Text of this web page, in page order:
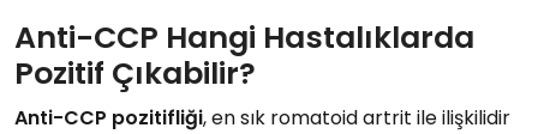
Anti-CCP Hangi Hastalıklarda
Pozitif Çıkabilir?
Anti-CCP pozitifliği, en sık romatoid artrit ile ilişkilidir